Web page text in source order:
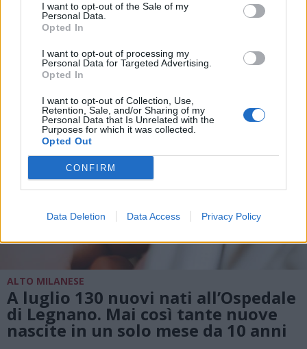
I want to opt-out of the Sale of my
Personal Data.
Opted In
I want to opt-out of processing my
Personal Data for Targeted Advertising.
Opted In
I want to opt-out of Collection, Use,
Retention, Sale, and/or Sharing of my
Personal Data that Is Unrelated with the
Purposes for which it was collected.
Opted Out
CONFIRM
Data Deletion Data Access Privacy Policy
ALTRE NOTIZIE DI RESCALDINA
ALTO MILANESE
A luglio 130 nuovi nati all’Ospedale
di Legnano. Mai così tante nuove
nascite in un solo mese da 10 anni